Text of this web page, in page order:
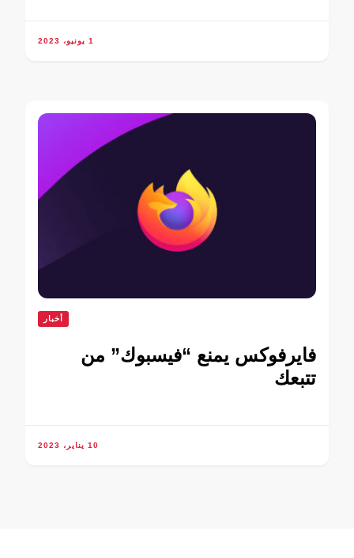
1 يونيو، 2023
أخبار
فايرفوكس يمنع “فيسبوك” من
تتبعك
10 يناير، 2023